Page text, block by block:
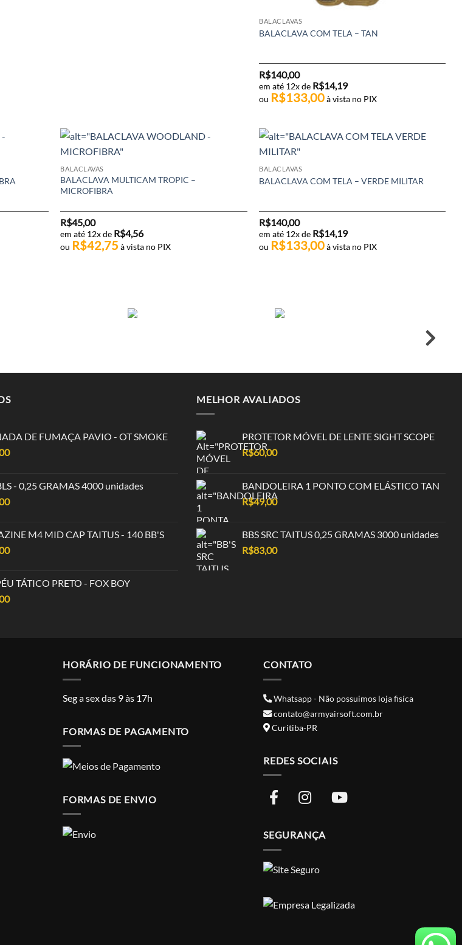
BALACLAVAS
BALACLAVA COM TELA – TAN
R$140,00
em até 12x de R$14,19
ou R$133,00à vista no PIX
BALACLAVAS
BALACLAVA MULTICAM TROPIC –
MICROFIBRA
R$45,00
em até 12x de R$4,56
ou R$42,75 à vista no PIX
BALACLAVAS
BALACLAVA COM TELA – VERDE MILITAR
R$140,00
em até 12x de R$14,19
ou R$133,00à vista no PIX
DE FUMAÇA PAVIO - OT SMOKE
- 0,25 GRAMAS 4000 unidades
M4 MID CAP TAITUS - 140 BB'S
TÁTICO PRETO - FOX BOY
MELHOR AVALIADOS
PROTETOR MÓVEL DE LENTE SIGHT SCOPE
R$60,00
BANDOLEIRA 1 PONTO COM ELÁSTICO TAN
R$49,00
BBS SRC TAITUS 0,25 GRAMAS 3000 unidades
R$83,00
HORÁRIO DE FUNCIONAMENTO
Seg a sex das 9 às 17h
FORMAS DE PAGAMENTO
FORMAS DE ENVIO
CONTATO
Whatsapp - Não possuimos loja fisíca
contato@armyairsoft.com.br
Curitiba-PR
REDES SOCIAIS
SEGURANÇA